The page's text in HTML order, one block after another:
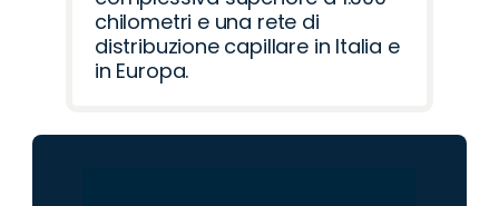
chilometri e una rete di
distribuzione capillare in Italia e
in Europa.